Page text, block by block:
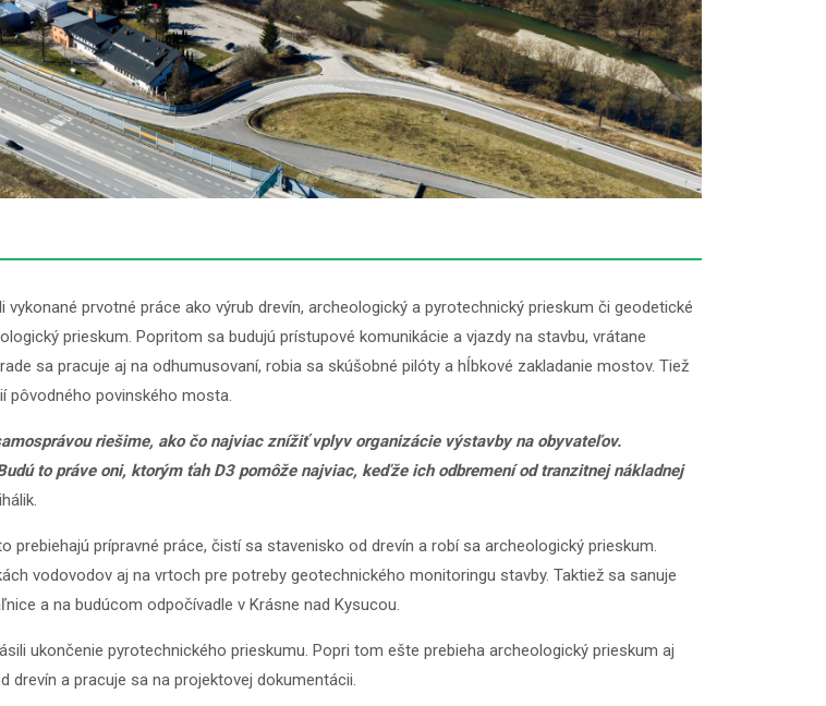
prvotné práce ako výrub drevín, archeologický a pyrotechnický prieskum či geodetické
prieskum. Popritom sa budujú prístupové komunikácie a vjazdy na stavbu, vrátane
sa pracuje aj na odhumusovaní, robia sa skúšobné pilóty a hĺbkové zakladanie mostov. Tiež
pôvodného povinského mosta.
riešime, ako čo najviac znížiť vplyv organizácie výstavby na obyvateľov.
to práve oni, ktorým ťah D3 pomôže najviac, keďže ich odbremení od tranzitnej nákladnej
prípravné práce, čistí sa stavenisko od drevín a robí sa archeologický prieskum.
vodovodov aj na vrtoch pre potreby geotechnického monitoringu stavby. Taktiež sa sanuje
a na budúcom odpočívadle v Krásne nad Kysucou.
ukončenie pyrotechnického prieskumu. Popri tom ešte prebieha archeologický prieskum aj
a pracuje sa na projektovej dokumentácii.